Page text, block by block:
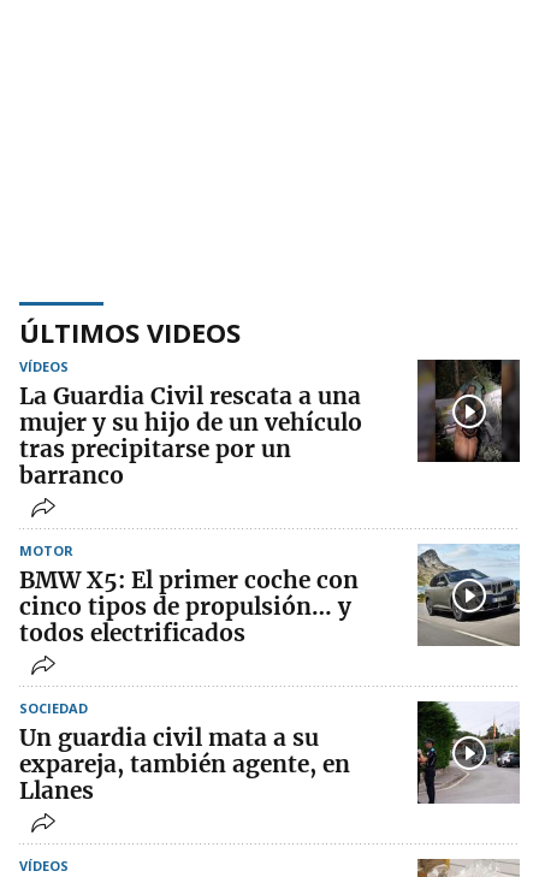
ÚLTIMOS VIDEOS
VÍDEOS
La Guardia Civil rescata a una
mujer y su hijo de un vehículo
tras precipitarse por un
barranco
MOTOR
BMW X5: El primer coche con
cinco tipos de propulsión… y
todos electrificados
SOCIEDAD
Un guardia civil mata a su
expareja, también agente, en
Llanes
VÍDEOS